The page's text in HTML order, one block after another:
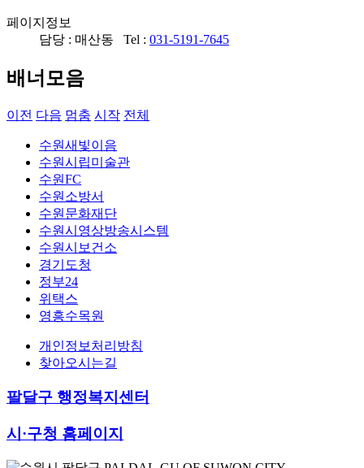
페이지정보
담당 : 매산동 Tel : 031-5191-7645
배너모음
이전 다음 멈춤 시작 전체
수원새빛이음
수원시립미술관
수원FC
수원소방서
수원문화재단
수원시영상방송시스템
수원시보건소
경기도청
정부24
위택스
영흥수목원
개인정보처리방침
찾아오시는길
팔달구 행정복지센터
시·구청 홈페이지